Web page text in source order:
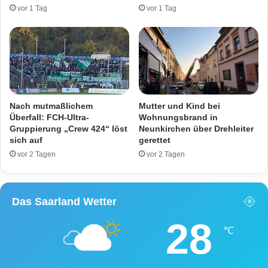
s
n
i
n
Z
ü
g
e
i
m
S
n
A
l
t
-
S
a
a
r
b
r
vor 1 Tag vor 1 Tag
Nach mutmaßlichem
Überfall: FCH-Ultra-
Gruppierung „Crew 424“ löst
sich auf
vor 2 Tagen
Mutter und Kind bei
Wohnungsbrand in
Neunkirchen über Drehleiter
gerettet
vor 2 Tagen
Das Saarland Wetter
28 ℃